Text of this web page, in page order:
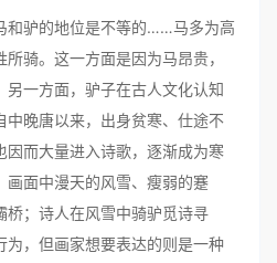
驴的地位是不等的……马多为高
骑。这一方面是因为马昂贵，
一方面，驴子在古人文化认知
中晚唐以来，出身贫寒、仕途不
因而大量进入诗歌，逐渐成为寒
画面中漫天的风雪、瘦弱的蹇
桥；诗人在风雪中骑驴觅诗寻
，但画家想要表达的则是一种